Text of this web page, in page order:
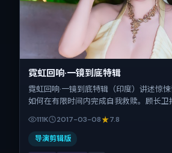
霓虹回响·一镜到底特辑
霓虹回响·一镜到底特辑（印度）讲述惊
如何在有限时间内完成自我救赎。顾长卫
2017-03-08 起陆续登陆院线与网络平台
片长111分钟。
111K 2017-03-08 7.8
导演剪辑版